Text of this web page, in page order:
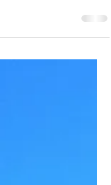
" Saget"
den Ufern von